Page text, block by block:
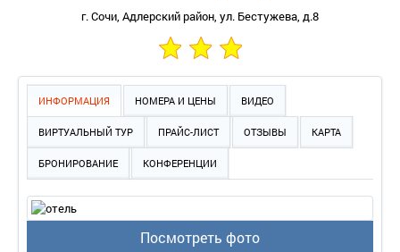
г. Сочи, Адлерский район, ул. Бестужева, д.8
ИНФОРМАЦИЯ НОМЕРА И ЦЕНЫ ВИДЕО
ВИРТУАЛЬНЫЙ ТУР ПРАЙС-ЛИСТ ОТЗЫВЫ КАРТА
БРОНИРОВАНИЕ КОНФЕРЕНЦИИ
Посмотреть фото